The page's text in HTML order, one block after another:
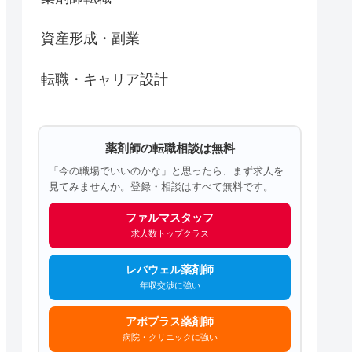
資産形成・副業
転職・キャリア設計
薬剤師の転職相談は無料
「今の職場でいいのかな」と思ったら、まず求人を
見てみませんか。登録・相談はすべて無料です。
ファルマスタッフ
求人数トップクラス
レバウェル薬剤師
年収交渉に強い
アポプラス薬剤師
病院・クリニックに強い